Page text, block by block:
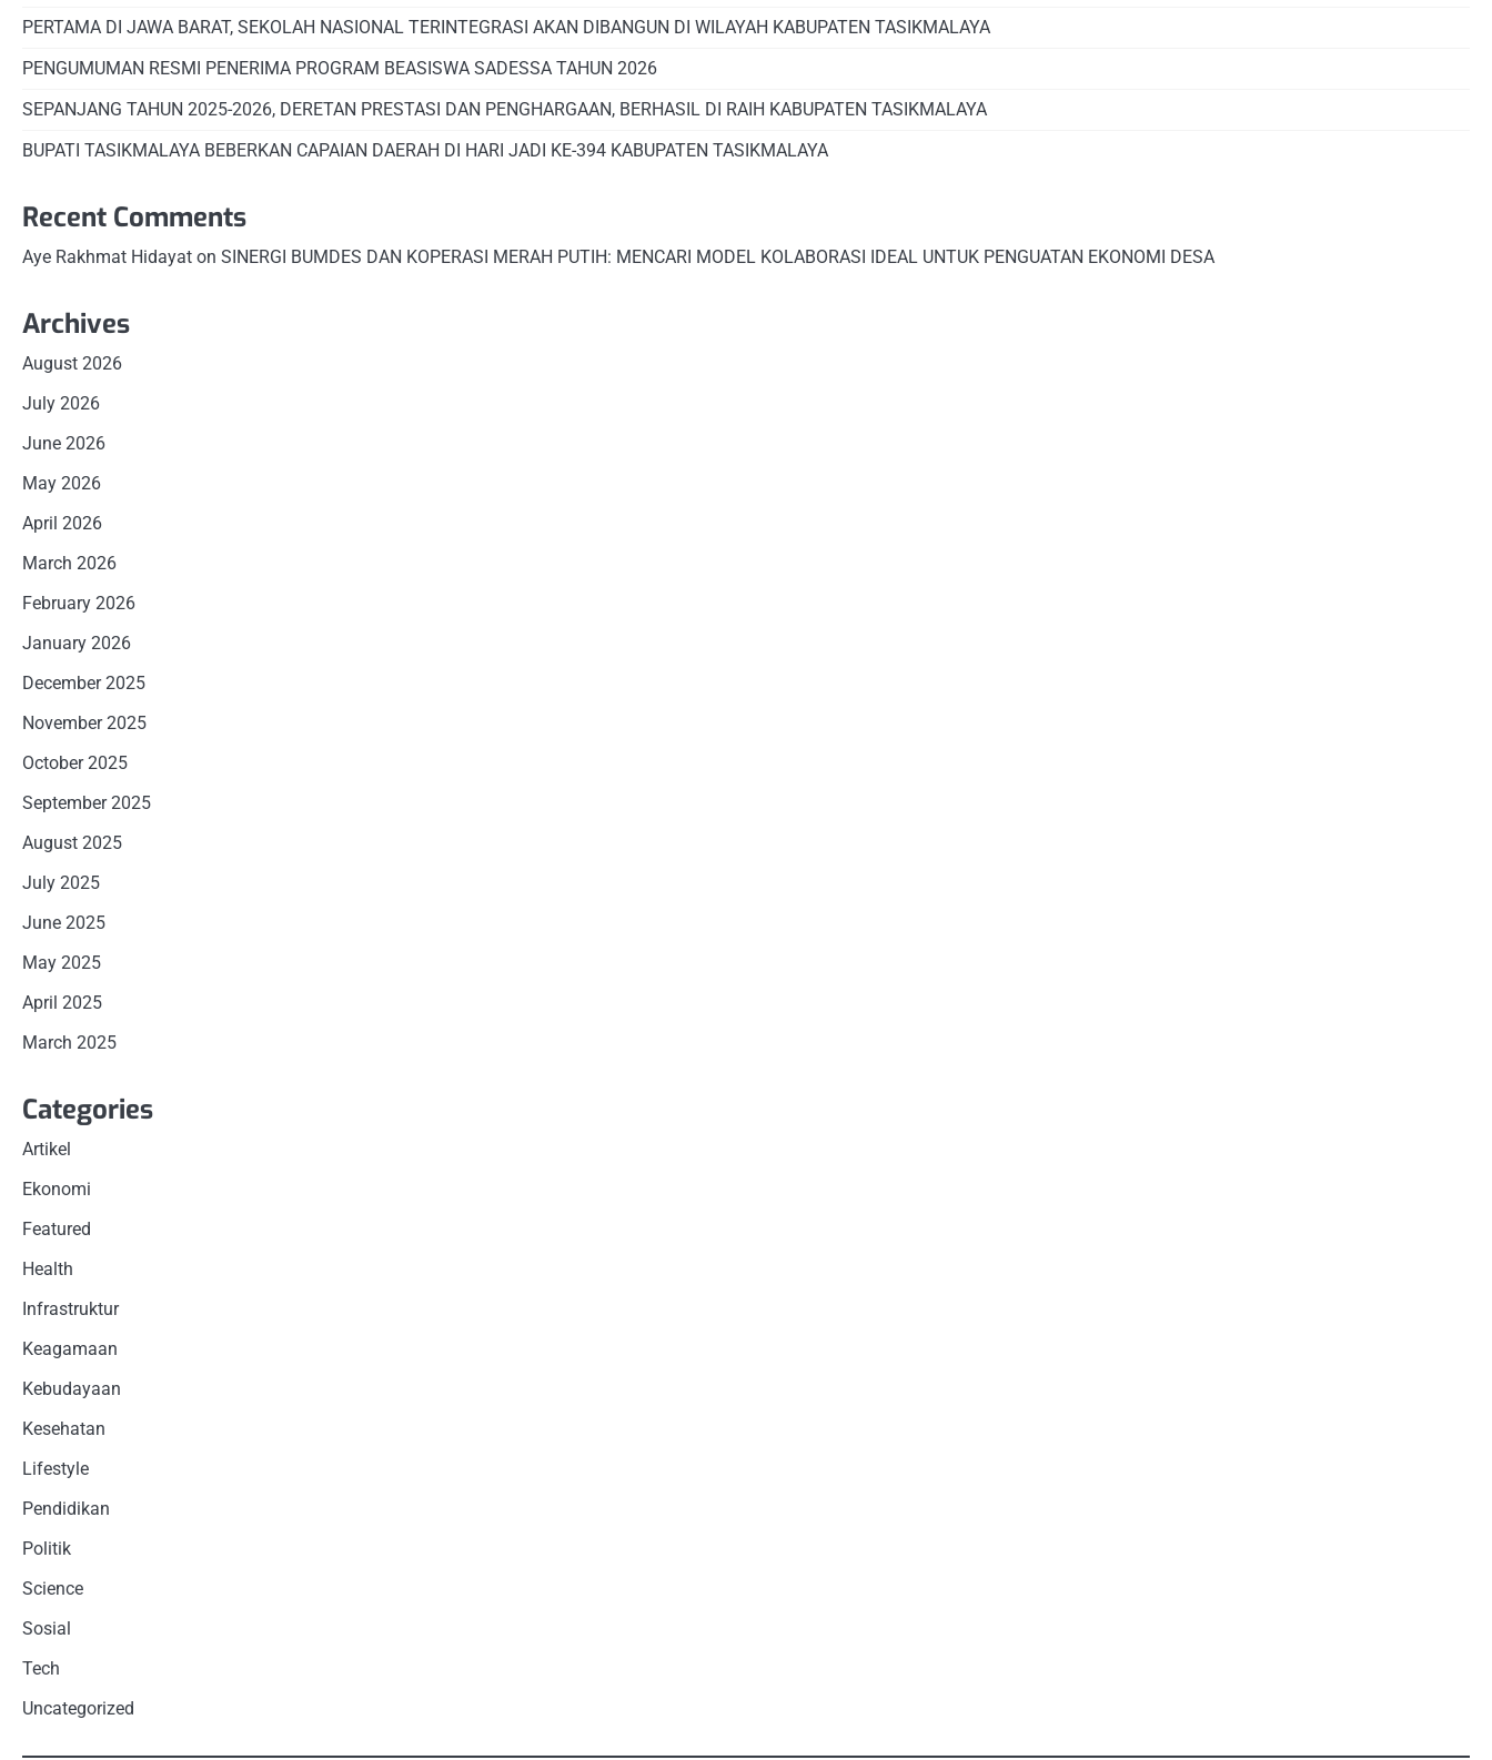
PERTAMA DI JAWA BARAT, SEKOLAH NASIONAL TERINTEGRASI AKAN DIBANGUN DI WILAYAH KABUPATEN TASIKMALAYA
PENGUMUMAN RESMI PENERIMA PROGRAM BEASISWA SADESSA TAHUN 2026
SEPANJANG TAHUN 2025-2026, DERETAN PRESTASI DAN PENGHARGAAN, BERHASIL DI RAIH KABUPATEN TASIKMALAYA
BUPATI TASIKMALAYA BEBERKAN CAPAIAN DAERAH DI HARI JADI KE-394 KABUPATEN TASIKMALAYA
Recent Comments
Aye Rakhmat Hidayat on SINERGI BUMDES DAN KOPERASI MERAH PUTIH: MENCARI MODEL KOLABORASI IDEAL UNTUK PENGUATAN EKONOMI DESA
Archives
August 2026
July 2026
June 2026
May 2026
April 2026
March 2026
February 2026
January 2026
December 2025
November 2025
October 2025
September 2025
August 2025
July 2025
June 2025
May 2025
April 2025
March 2025
Categories
Artikel
Ekonomi
Featured
Health
Infrastruktur
Keagamaan
Kebudayaan
Kesehatan
Lifestyle
Pendidikan
Politik
Science
Sosial
Tech
Uncategorized